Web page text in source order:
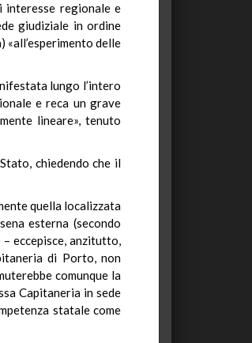
interesse regionale e
giudiziale in ordine
delle
lungo l’intero
e reca un grave
lineare», tenuto
chiedendo che il
quella localizzata
esterna (secondo
eccepisce, anzitutto,
di Porto, non
comunque la
Capitaneria in sede
statale come